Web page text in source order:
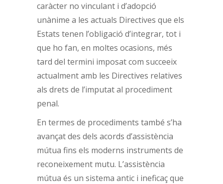
caràcter no vinculant i d’adopció
unànime a les actuals Directives que els
Estats tenen l’obligació d’integrar, tot i
que ho fan, en moltes ocasions, més
tard del termini imposat com succeeix
actualment amb les Directives relatives
als drets de l’imputat al procediment
penal.
En termes de procediments també s’ha
avançat des dels acords d’assistència
mútua fins els moderns instruments de
reconeixement mutu. L’assistència
mútua és un sistema antic i ineficaç que